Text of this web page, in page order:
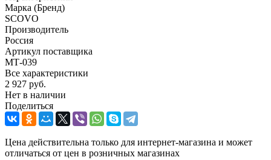
Марка (Бренд)
SCOVO
Производитель
Россия
Артикул поставщика
МТ-039
Все характеристики
2 927 руб.
Нет в наличии
Поделиться
Цена действительна только для интернет-магазина и может
отличаться от цен в розничных магазинах